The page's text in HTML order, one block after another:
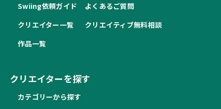
Swiing依頼ガイド
クリエイター一覧
作品一覧
よくあるご質問
クリエイティブ無料相談
クリエイターを探す
カテゴリーから探す